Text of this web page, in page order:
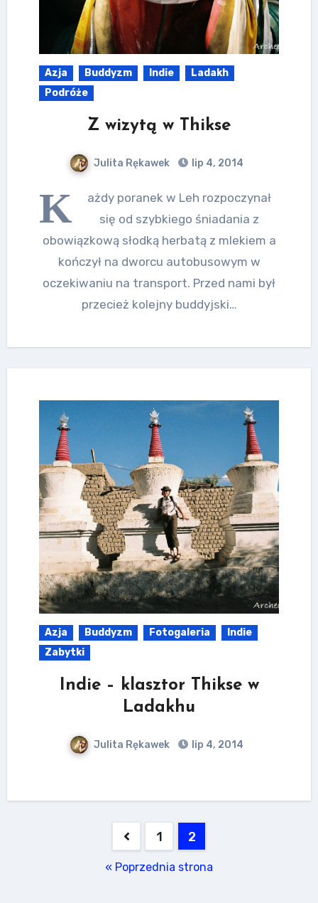
Azja Buddyzm Indie
Ladakh
Podróże
Z wizytą w Thikse
Julita Rękawek lip 4, 2014
K
ażdy poranek w Leh rozpoczynał
się od szybkiego śniadania z
obowiązkową słodką herbatą z mlekiem a
kończył na dworcu autobusowym w
oczekiwaniu na transport. Przed nami był
przecież kolejny buddyjski…
Azja Buddyzm Fotogaleria
Indie
Zabytki
Indie – klasztor Thikse w
Ladakhu
Julita Rękawek lip 4, 2014
Stronicowanie
1 2
« Poprzednia strona